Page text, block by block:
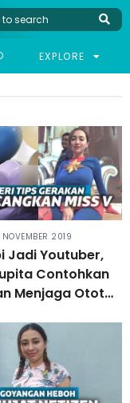
EXPLORE
2019
Jadi Youtuber,
Contohkan
Menjaga Otot